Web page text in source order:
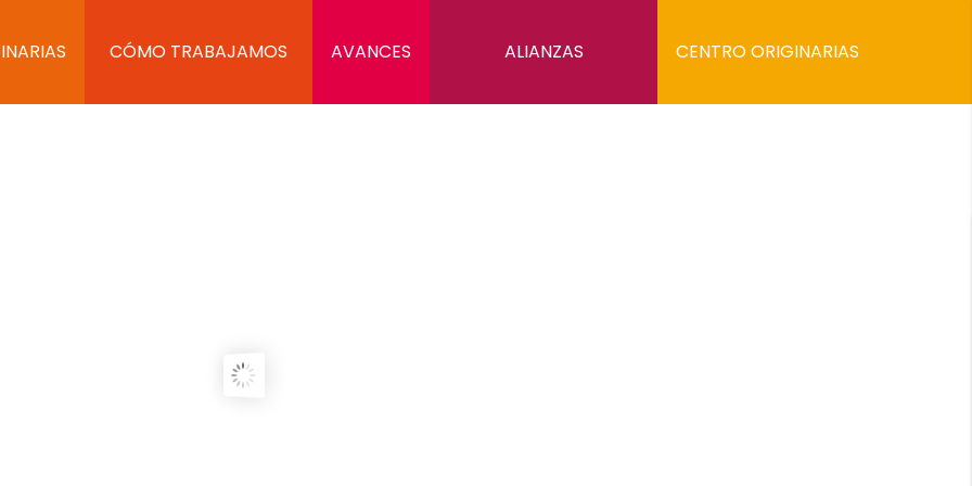
CÓMO TRABAJAMOS AVANCES ALIANZAS CENTRO ORIGINARIAS